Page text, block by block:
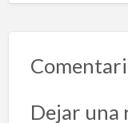
Dejar una